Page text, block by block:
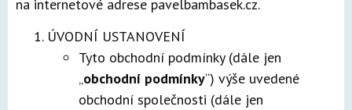
na internetové adrese pavelbambasek.cz.
ÚVODNÍ USTANOVENÍ
Tyto obchodní podmínky (dále jen
„obchodní podmínky“) výše uvedené
obchodní společnosti (dále jen